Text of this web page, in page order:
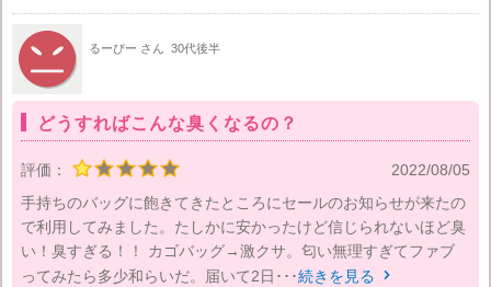
るーぴー さん 30代後半
どうすればこんな臭くなるの？
評価：
2022/08/05
手持ちのバッグに飽きてきたところにセールのお知らせが来たの
で利用してみました。たしかに安かったけど信じられないほど臭
い！臭すぎる！！ カゴバッグ→激クサ。匂い無理すぎてファブ
ってみたら多少和らいだ。届いて2日･･･続きを見る 